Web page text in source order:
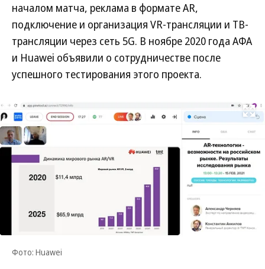
началом матча, реклама в формате AR,
подключение и организация VR-трансляции и ТВ-
трансляции через сеть 5G. В ноябре 2020 года АФА
и Huawei объявили о сотрудничестве после
успешного тестирования этого проекта.
Развернуть
Фото: Huawei